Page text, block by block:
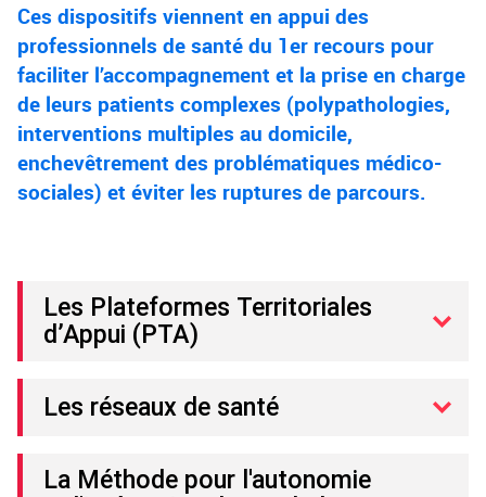
Ces dispositifs viennent en appui des
professionnels de santé du 1er recours pour
faciliter l’accompagnement et la prise en charge
de leurs patients complexes (polypathologies,
interventions multiples au domicile,
enchevêtrement des problématiques médico-
sociales) et éviter les ruptures de parcours.
Les Plateformes Territoriales
d’Appui (PTA)
Les réseaux de santé
La Méthode pour l'autonomie